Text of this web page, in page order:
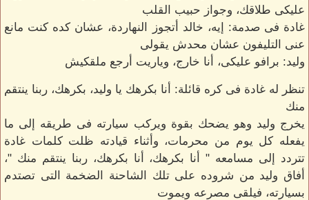
عليكى طلاقك، وجواز حبيب القلب
غادة فى صدمة: إيه، خالد أتجوز النهاردة، عشان كده كنت مانع
عنى التليفون عشان محدش يقولى
وليد: برافو عليكى، أنا خارج، وياريت أرجع ملقكيش
تنظر له غادة فى كره قائلة: أنا بكرهك يا وليد، بكرهك، ربنا ينتقم
منك
يخرج وليد وهو يضحك بقوة ويركب سيارته فى طريقه إلى ما
يفعله كل يوم من محرمات، وأثناء قيادته ظلت كلمات غادة
تتردد إلى مسامعه " أنا بكرهك، أنا بكرهك، ربنا ينتقم منك "،
أفاق وليد من شروده على تلك الشاحنة الضخمة التى تصتدم
بسيارته، فيلقى مصرعه ويموت